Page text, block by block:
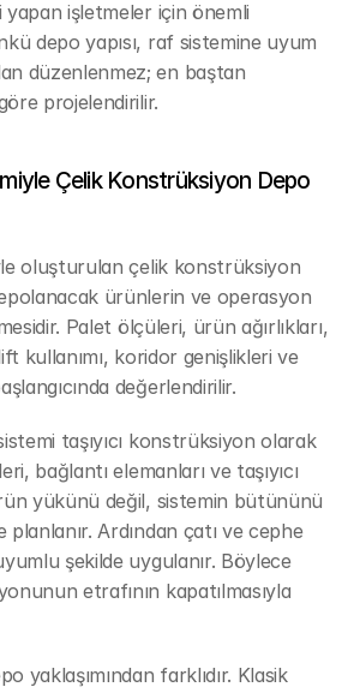
işletmeler için önemli
depo yapısı, raf sistemine uyum
düzenlenmez; en baştan
projelendirilir.
Çelik Konstrüksiyon Depo
oluşturulan çelik konstrüksiyon
ürünlerin ve operasyon
Palet ölçüleri, ürün ağırlıkları,
kullanımı, koridor genişlikleri ve
değerlendirilir.
taşıyıcı konstrüksiyon olarak
bağlantı elemanları ve taşıyıcı
yükünü değil, sistemin bütününü
Ardından çatı ve cephe
şekilde uygulanır. Böylece
etrafının kapatılmasıyla
yaklaşımından farklıdır. Klasik